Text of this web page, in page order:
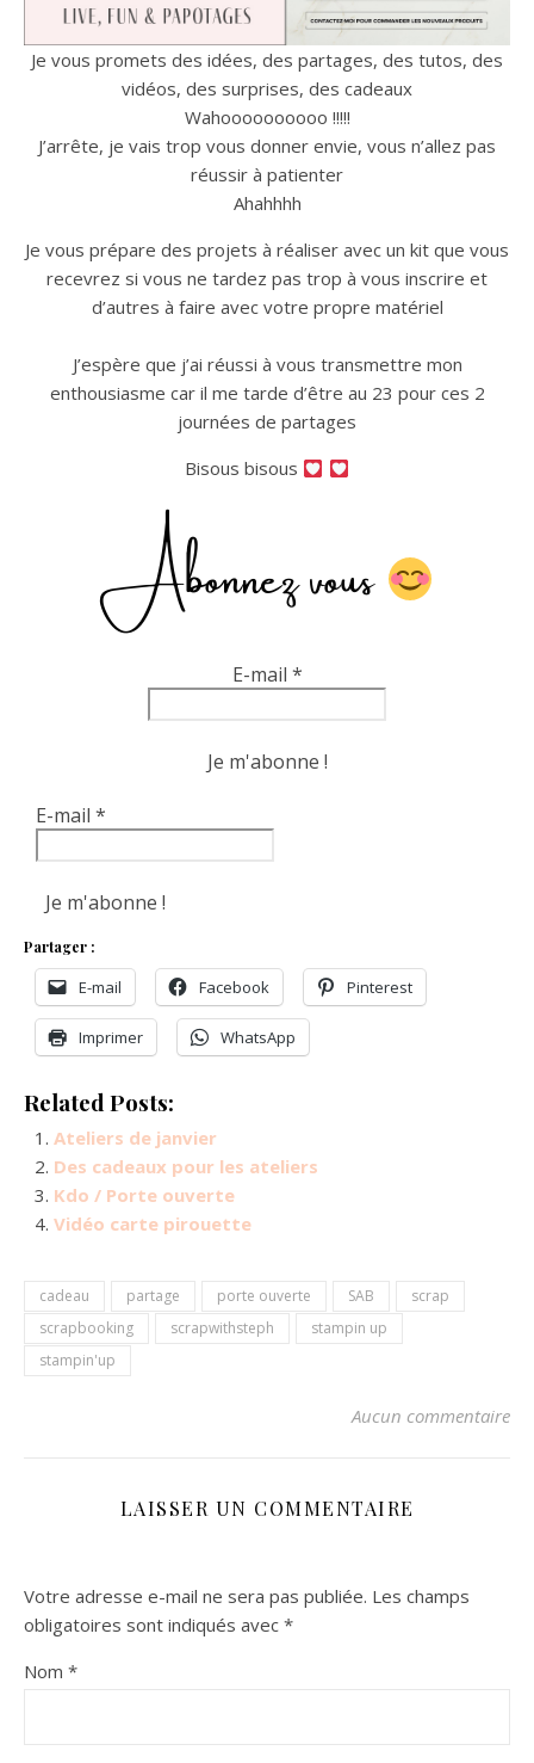
Je vous promets des idées, des partages, des tutos, des
vidéos, des surprises, des cadeaux
Wahoooooooooo !!!!!
J’arrête, je vais trop vous donner envie, vous n’allez pas
réussir à patienter
Ahahhhh
Je vous prépare des projets à réaliser avec un kit que vous
recevrez si vous ne tardez pas trop à vous inscrire et
d’autres à faire avec votre propre matériel
J’espère que j’ai réussi à vous transmettre mon
enthousiasme car il me tarde d’être au 23 pour ces 2
journées de partages
Bisous bisous
Abonnez vous
E-mail *
E-mail *
Partager :
E-mail Facebook Pinterest
Imprimer WhatsApp
Related Posts:
Ateliers de janvier
Des cadeaux pour les ateliers
Kdo / Porte ouverte
Vidéo carte pirouette
cadeau partage porte ouverte SAB
scrap
scrapbooking
scrapwithsteph
stampin up
stampin'up
Aucun commentaire
LAISSER UN COMMENTAIRE
Votre adresse e-mail ne sera pas publiée. Les champs
obligatoires sont indiqués avec *
Nom *